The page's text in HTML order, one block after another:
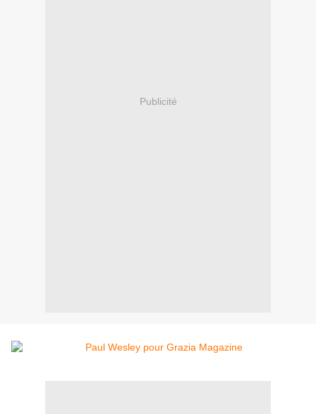
Publicité